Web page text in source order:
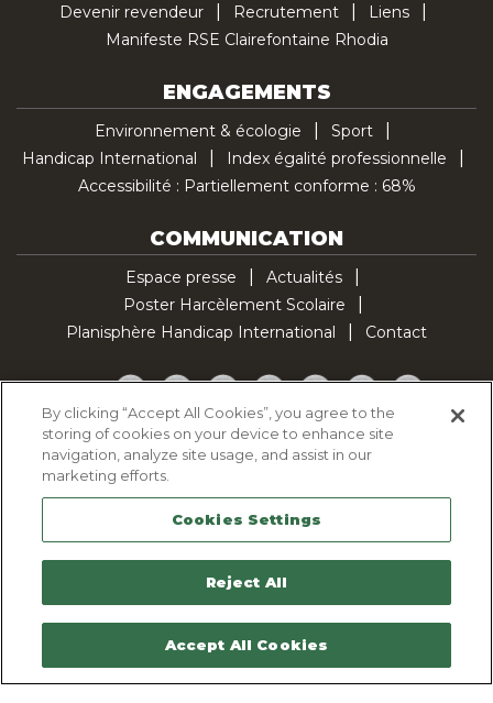
Devenir revendeur
Recrutement
Liens
Manifeste RSE Clairefontaine Rhodia
ENGAGEMENTS
Environnement & écologie
Sport
Handicap International
Index égalité professionnelle
Accessibilité : Partiellement conforme : 68%
COMMUNICATION
Espace presse
Actualités
Poster Harcèlement Scolaire
Planisphère Handicap International
Contact
Facebook
TwitterYouTubePinterestInstagramLinkedInTikTok
Politique d'utilisation des cookies
Politique de confidentialité
Mentions légales
Plan du site
Contactez-nous
By clicking “Accept All Cookies”, you agree to the
storing of cookies on your device to enhance site
navigation, analyze site usage, and assist in our
marketing efforts.
Cookies Settings
Reject All
Accept All Cookies